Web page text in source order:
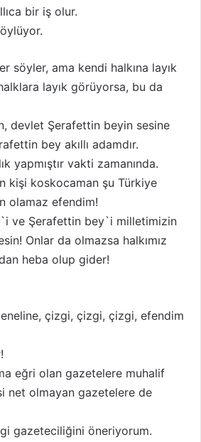
bir iş olur.
söyler, ama kendi halkına layık
layık görüyorsa, bu da
devlet Şerafettin beyin sesine
bey akıllı adamdır.
yapmıştır vakti zamanında.
kişi koskocaman şu Türkiye
olamaz efendim!
ve Şerafettin bey`i milletimizin
Onlar da olmazsa halkımız
heba olup gider!
çizgi, çizgi, çizgi, efendim
eğri olan gazetelere muhalif
net olmayan gazetelere de
gazeteciliğini öneriyorum.